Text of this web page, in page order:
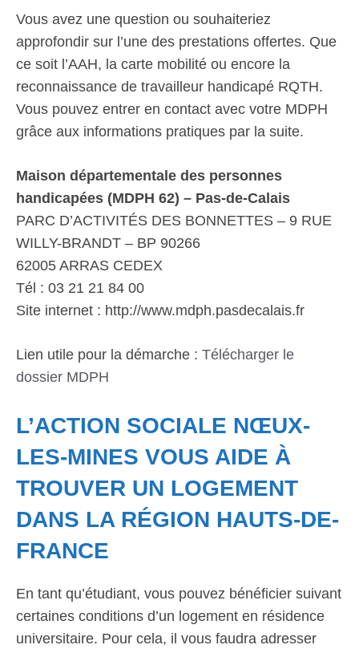
Vous avez une question ou souhaiteriez
approfondir sur l’une des prestations offertes. Que
ce soit l’AAH, la carte mobilité ou encore la
reconnaissance de travailleur handicapé RQTH.
Vous pouvez entrer en contact avec votre MDPH
grâce aux informations pratiques par la suite.
Maison départementale des personnes
handicapées (MDPH 62) – Pas-de-Calais
PARC D’ACTIVITÉS DES BONNETTES – 9 RUE
WILLY-BRANDT – BP 90266
62005 ARRAS CEDEX
Tél : 03 21 21 84 00
Site internet : http://www.mdph.pasdecalais.fr
Lien utile pour la démarche : Télécharger le
dossier MDPH
L’ACTION SOCIALE NŒUX-
LES-MINES VOUS AIDE À
TROUVER UN LOGEMENT
DANS LA RÉGION HAUTS-DE-
FRANCE
En tant qu’étudiant, vous pouvez bénéficier suivant
certaines conditions d’un logement en résidence
universitaire. Pour cela, il vous faudra adresser